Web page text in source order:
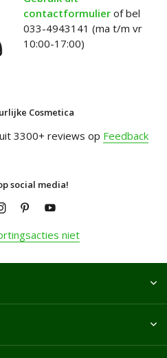
contactformulier of bel
033-4943141 (ma t/m vr
10:00-17:00)
Cosmetica
uit 3300+ reviews op Feedback
social media!
niet